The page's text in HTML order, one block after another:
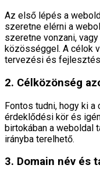
Az első lépés a
szeretne elérni a
szeretne vonzani,
közösséggel. A célok
tervezési és
2. Célközönség
Fontos tudni, hogy ki
érdeklődési kör és
birtokában a weboldal
irányba terelhető.
3. Domain név és